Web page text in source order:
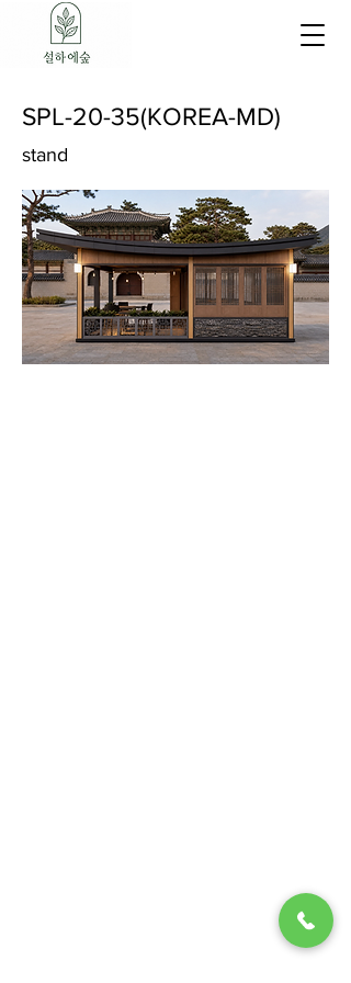
SPL-20-35(KOREA-MD)
stand